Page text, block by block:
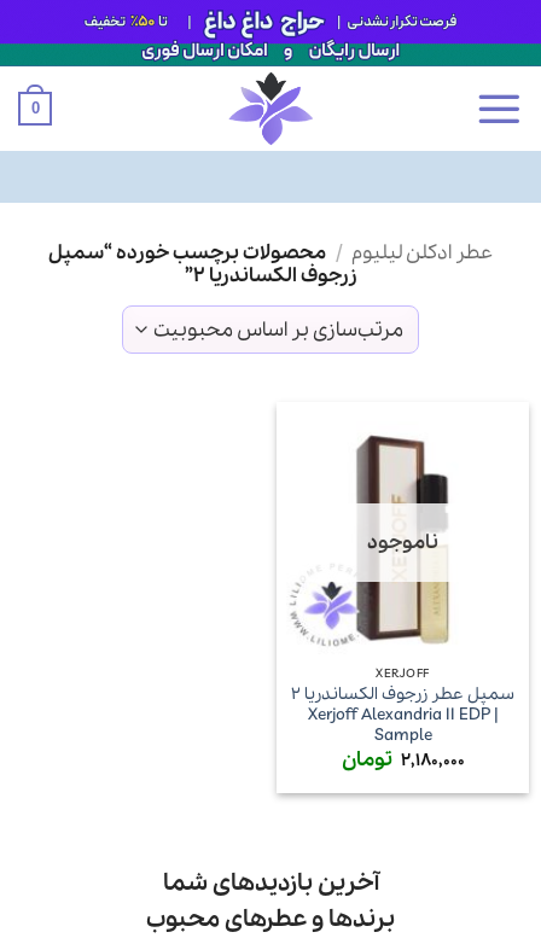
0
عطر ادکلن لیلیوم / محصولات برچسب خورده “سمپل
زرجوف الکساندریا ۲”
ناموجود
XERJOFF
سمپل عطر زرجوف الکساندریا ۲
| Xerjoff Alexandria II EDP
Sample
2,180,000 تومان
آخرین بازدیدهای شما
برندها و عطرهای محبوب